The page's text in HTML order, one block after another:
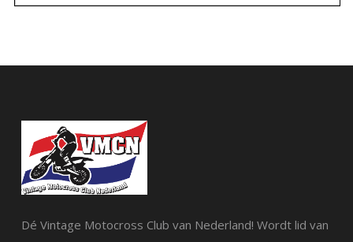
Dé Vintage Motocross Club van Nederland! Wordt lid van